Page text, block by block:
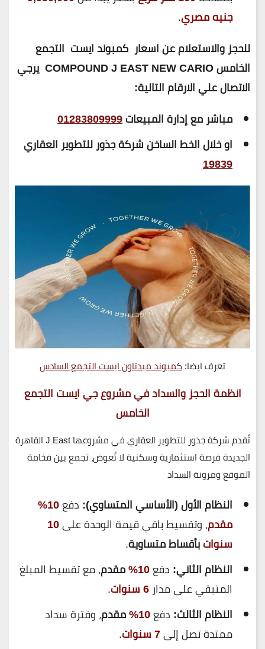
جنيه مصري.
للحجز والاستعلام عن اسعار كمبوند ايست التجمع
الخامس COMPOUND J EAST NEW CARIO
يرجي
الاتصال علي الارقام التالية:
مباشر مع إدارة المبيعات01283809999
او خلال الخط الساخن شركة جذور للتطوير العقاري
19839
تعرف ايضا:كمبوند ميدتاون ايست التجمع السادس
انظمة الحجز والسداد في مشروع جي ايست التجمع
الخامس
تُقدمشركة جذور للتطوير العقاريفي مشروعها
J East القاهرة
الجديدةفرصة استثمارية وسكنية لا تُعوض، تجمع بين فخامة
الموقع ومرونة السداد
النظام الأول (الأساسي المتساوي): دفع
10%
مقدم، وتقسيط باقي قيمة الوحدة على10
سنواتبأقساط متساوية.
النظام الثاني: دفع10% مقدم، مع تقسيط المبلغ
المتبقي على مدار 6 سنوات
.
النظام الثالث: دفع10% مقدم، وفترة سداد
ممتدة تصل إلى7 سنوات
.